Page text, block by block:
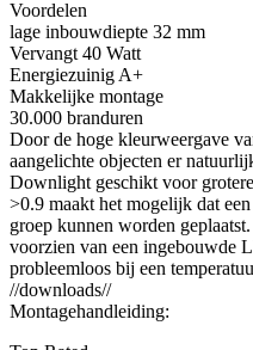
Voordelen
lage inbouwdiepte 32 mm
Vervangt 40 Watt
Energiezuinig A+
Makkelijke montage
30.000 branduren
Door de hoge kleurweergave
aangelichte objecten er
Downlight geschikt voor
>0.9 maakt het mogelijk dat
groep kunnen worden
voorzien van een ingebouwde
probleemloos bij een
//downloads//
Montagehandleiding: